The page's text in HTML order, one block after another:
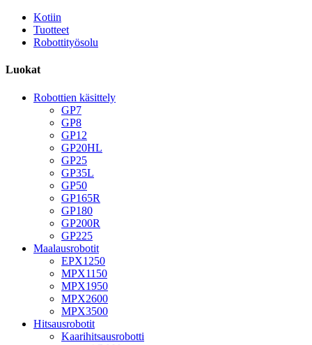
Kotiin
Tuotteet
Robottityösolu
Luokat
Robottien käsittely
GP7
GP8
GP12
GP20HL
GP25
GP35L
GP50
GP165R
GP180
GP200R
GP225
Maalausrobotit
EPX1250
MPX1150
MPX1950
MPX2600
MPX3500
Hitsausrobotit
Kaarihitsausrobotti